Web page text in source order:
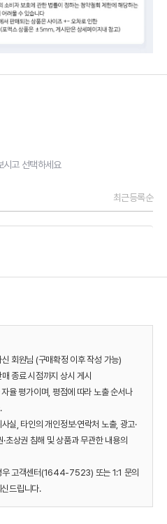
시고 선택하세요
최근등록순
회원님 (구매확정 이후 작성 가능)
종료 시점까지 상시 게시
율 평가이며, 평점에 따라 노출 순서나
사실, 타인의 개인정보·연락처 노출, 광고·
초상권 침해 및 상품과 무관한 내용의
우 고객센터(1644-7523) 또는 1:1 문의
드립니다.